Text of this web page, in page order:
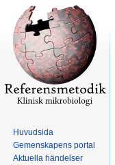
Huvudsida
Gemenskapens portal
Aktuella händelser